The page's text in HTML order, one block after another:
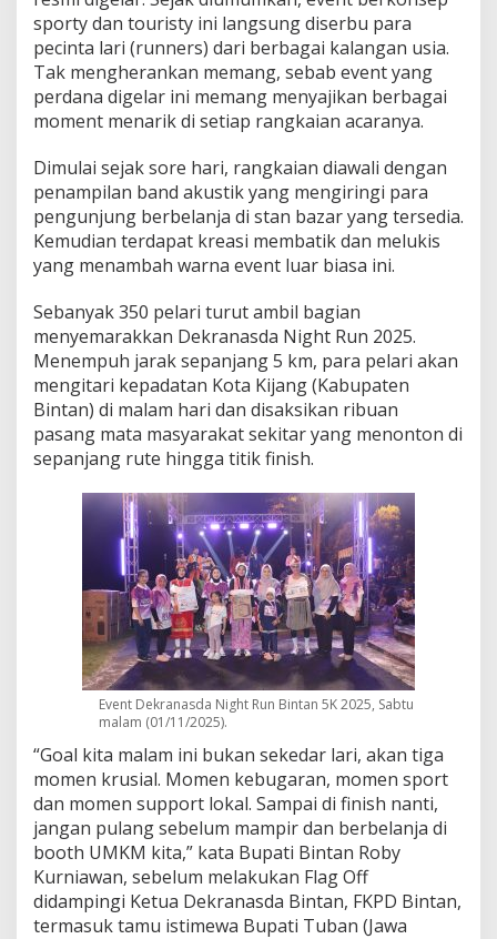
n
a
s
d
a
N
i
h
t
R
u
n
B
n
t
a
n
5
K
2
0
5
B
e
r
l
a
n
g
s
u
n
g
M
e
r
i
a
h
sporty dan touristy ini langsung diserbu para
pecinta lari (runners) dari berbagai kalangan usia.
Tak mengherankan memang, sebab event yang
perdana digelar ini memang menyajikan berbagai
moment menarik di setiap rangkaian acaranya.
Dimulai sejak sore hari, rangkaian diawali dengan
penampilan band akustik yang mengiringi para
pengunjung berbelanja di stan bazar yang tersedia.
Kemudian terdapat kreasi membatik dan melukis
yang menambah warna event luar biasa ini.
Sebanyak 350 pelari turut ambil bagian
menyemarakkan Dekranasda Night Run 2025.
Menempuh jarak sepanjang 5 km, para pelari akan
mengitari kepadatan Kota Kijang (Kabupaten
Bintan) di malam hari dan disaksikan ribuan
pasang mata masyarakat sekitar yang menonton di
sepanjang rute hingga titik finish.
Event Dekranasda Night Run Bintan 5K 2025, Sabtu
malam (01/11/2025).
“Goal kita malam ini bukan sekedar lari, akan tiga
momen krusial. Momen kebugaran, momen sport
dan momen support lokal. Sampai di finish nanti,
jangan pulang sebelum mampir dan berbelanja di
booth UMKM kita,” kata Bupati Bintan Roby
Kurniawan, sebelum melakukan Flag Off
didampingi Ketua Dekranasda Bintan, FKPD Bintan,
termasuk tamu istimewa Bupati Tuban (Jawa